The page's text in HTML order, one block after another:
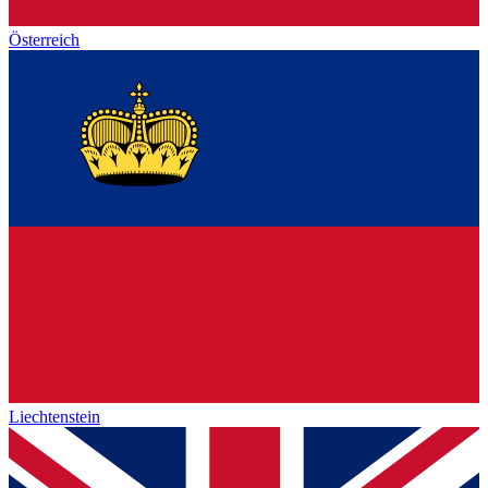
Österreich
Liechtenstein